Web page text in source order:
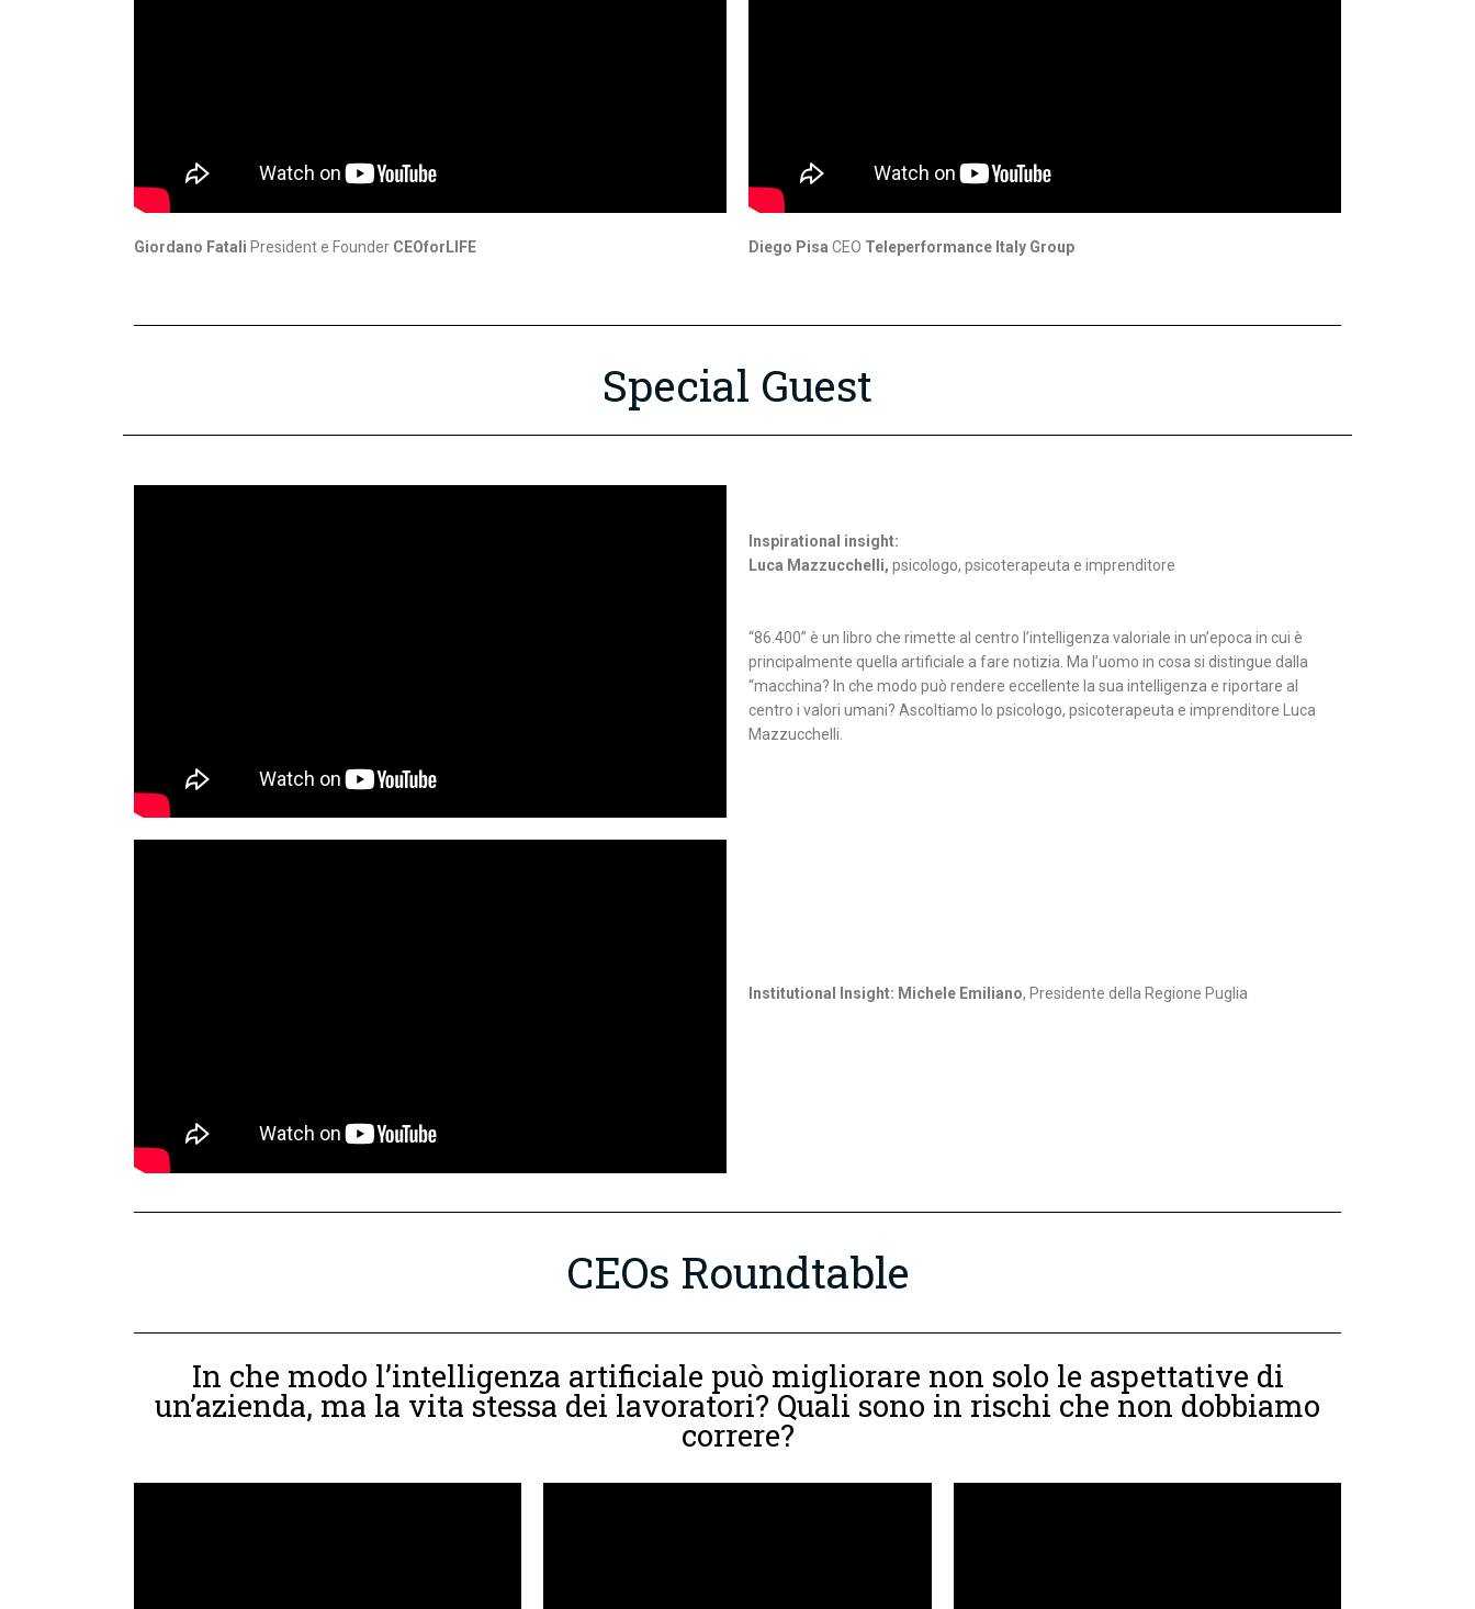
Giordano Fatali President e Founder CEOforLIFE Diego Pisa CEO Teleperformance Italy Group
Special Guest
Inspirational insight:
Luca Mazzucchelli, psicologo, psicoterapeuta e imprenditore
“86.400” è un libro che rimette al centro l’intelligenza valoriale in un’epoca in cui è
principalmente quella artificiale a fare notizia. Ma l’uomo in cosa si distingue dalla
“macchina? In che modo può rendere eccellente la sua intelligenza e riportare al
centro i valori umani? Ascoltiamo lo psicologo, psicoterapeuta e imprenditore Luca
Mazzucchelli.
Institutional Insight: Michele Emiliano, Presidente della Regione Puglia
CEOs Roundtable
In che modo l’intelligenza artificiale può migliorare non solo le aspettative di
un’azienda, ma la vita stessa dei lavoratori? Quali sono in rischi che non dobbiamo
correre?